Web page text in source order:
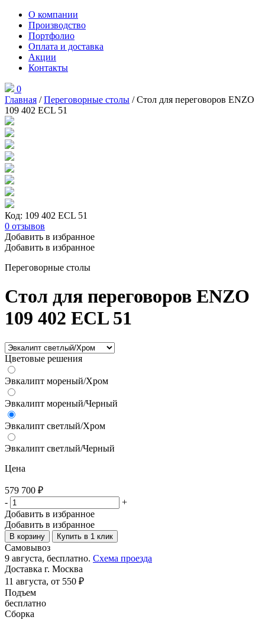
О компании
Производство
Портфолио
Оплата и доставка
Акции
Контакты
0
Главная /Переговорные столы / Стол для переговоров ENZO
109 402 ECL 51
Код: 109 402 ECL 51
0 отзывов
Добавить в избранное
Добавить в избранное
Переговорные столы
Стол для переговоров ENZO
109 402 ECL 51
Цветовые решения
Эвкалипт мореный/Хром
Эвкалипт мореный/Черный
Эвкалипт светлый/Хром
Эвкалипт светлый/Черный
Цена
579 700 ₽
-
+
Добавить в избранное
Добавить в избранное
В корзину Купить в 1 клик
Самовывоз
9 августа, бесплатно. Схема проезда
Доставка г. Москва
11 августа, от 550 ₽
Подъем
бесплатно
Сборка